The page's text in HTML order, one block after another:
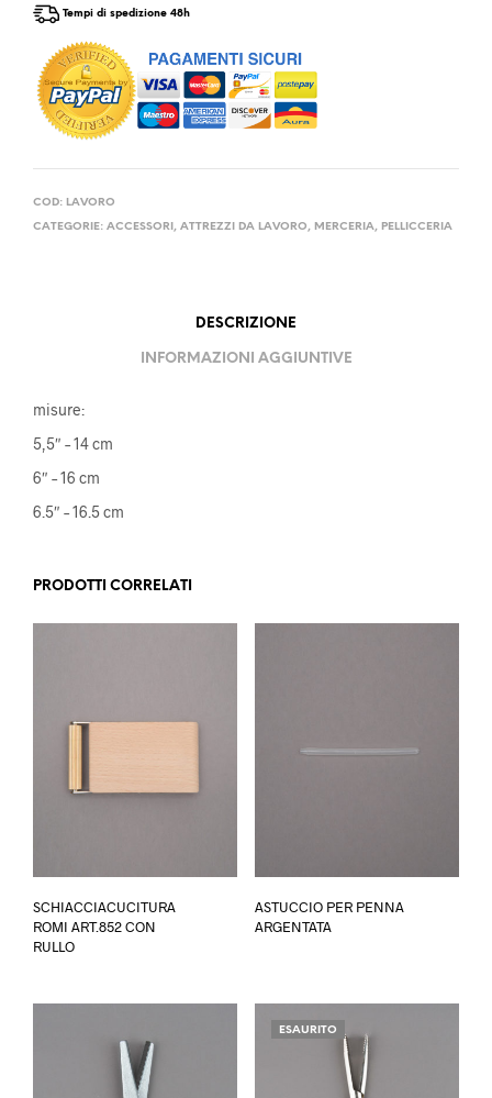
Tempi di spedizione 48h
COD: LAVORO
CATEGORIE: ACCESSORI , ATTREZZI DA LAVORO, MERCERIA, PELLICCERIA
DESCRIZIONE
INFORMAZIONI AGGIUNTIVE
misure:
5,5″ – 14 cm
6″ – 16 cm
6.5″ – 16.5 cm
PRODOTTI CORRELATI
SCHIACCIACUCITURA
ROMI ART.852 CON
RULLO
ASTUCCIO PER PENNA
ARGENTATA
ESAURITO